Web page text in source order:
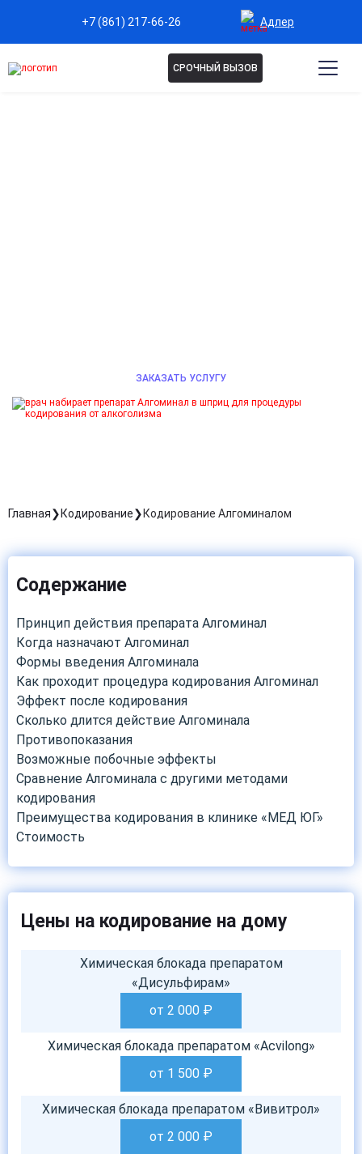
+7 (861) 217-66-26 Адлер
СРОЧНЫЙ ВЫЗОВ
ЗАКАЗАТЬ УСЛУГУ
Главная Кодирование Кодирование Алгоминалом
Содержание
Принцип действия препарата Алгоминал
Когда назначают Алгоминал
Формы введения Алгоминала
Как проходит процедура кодирования Алгоминал
Эффект после кодирования
Сколько длится действие Алгоминала
Противопоказания
Возможные побочные эффекты
Сравнение Алгоминала с другими методами
кодирования
Преимущества кодирования в клинике «МЕД ЮГ»
Стоимость
Цены на кодирование на дому
Химическая блокада препаратом
«Дисульфирам»
от 2 000 ₽
Химическая блокада препаратом «Acvilong»
от 1 500 ₽
Химическая блокада препаратом «Вивитрол»
от 2 000 ₽